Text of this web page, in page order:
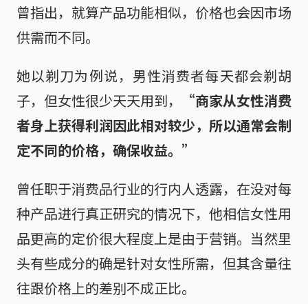
曾指出，就算产品功能相似，价格也会因市场
供需而不同。
她以剃刀为例说，男性消费者每天都会剃胡
子，但女性很少天天用到，
“商家从女性消费
者身上获得利润因此相对较少，所以通常会制
定不同的价格，确保收益。”
曾任职于消费品行业的行内人透露，在没对每
种产品进行真正研究的情况下，他相信女性用
品更高的定价很大程度上是由于营销。当然里
头有些成分的确是针对女性所需，但其含量往
往跟价格上的差别不成正比。